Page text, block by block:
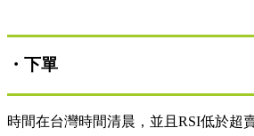
・下單
時間在台灣時間清晨，並且RSI低於超